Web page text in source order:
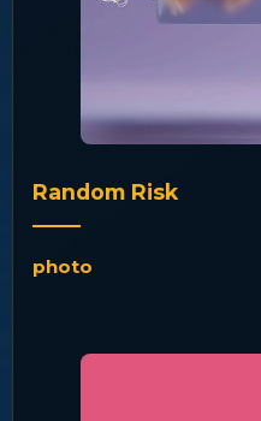
Random Risk
photo